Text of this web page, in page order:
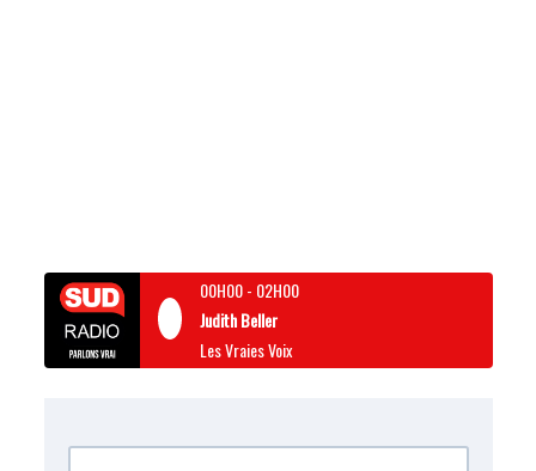
00H00- 02H00
Judith Beller
Les Vraies Voix